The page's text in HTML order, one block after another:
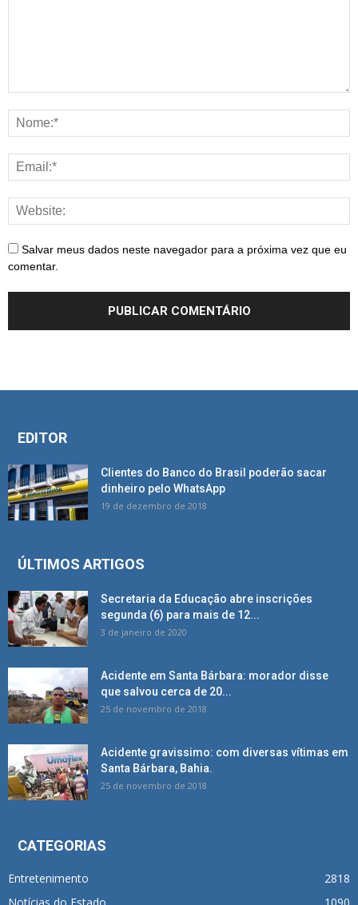
Salvar meus dados neste navegador para a próxima vez que eu
comentar.
EDITOR
Clientes do Banco do Brasil poderão sacar
dinheiro pelo WhatsApp
19 de dezembro de 2018
ÚLTIMOS ARTIGOS
Secretaria da Educação abre inscrições
segunda (6) para mais de 12...
3 de janeiro de 2020
Acidente em Santa Bárbara: morador disse
que salvou cerca de 20...
25 de novembro de 2018
Acidente gravissimo: com diversas vítimas em
Santa Bárbara, Bahia.
25 de novembro de 2018
CATEGORIAS
Entretenimento
2818